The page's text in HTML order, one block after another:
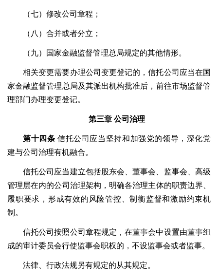
（七）修改公司章程；
（八）合并或者分立；
（九）国家金融监督管理总局规定的其他情形。
相关变更需要办理公司变更登记的，信托公司应当在国
家金融监督管理总局及其派出机构批准后，前往市场监督管
理部门办理变更登记。
第三章 公司治理
第十四条 信托公司应当坚持和加强党的领导，深化党
建与公司治理有机融合。
信托公司应当建立包括股东会、董事会、监事会、高级
管理层在内的公司治理架构，明确各治理主体的职责边界、
履职要求，形成有效的风险管控、制衡监督和激励约束机
制。
信托公司按照公司章程规定，在董事会中设置由董事组
成的审计委员会行使监事会职权的，不设监事会或者监事。
法律、行政法规另有规定的从其规定。